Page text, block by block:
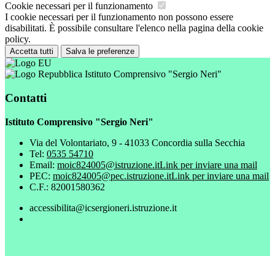
Cookie necessari per il funzionamento
I cookie necessari per il funzionamento non possono essere
disabilitati. È possibile consultare l'elenco nella pagina della cookie
policy.
Accetta tutti Salva le preferenze
Istituto Comprensivo "Sergio Neri"
Contatti
Istituto Comprensivo "Sergio Neri"
Via del Volontariato, 9 - 41033 Concordia sulla Secchia
Tel: 0535 54710
Email: moic824005@istruzione.itLink per inviare una mail
PEC: moic824005@pec.istruzione.itLink per inviare una mail
C.F.: 82001580362
accessibilita@icsergioneri.istruzione.it